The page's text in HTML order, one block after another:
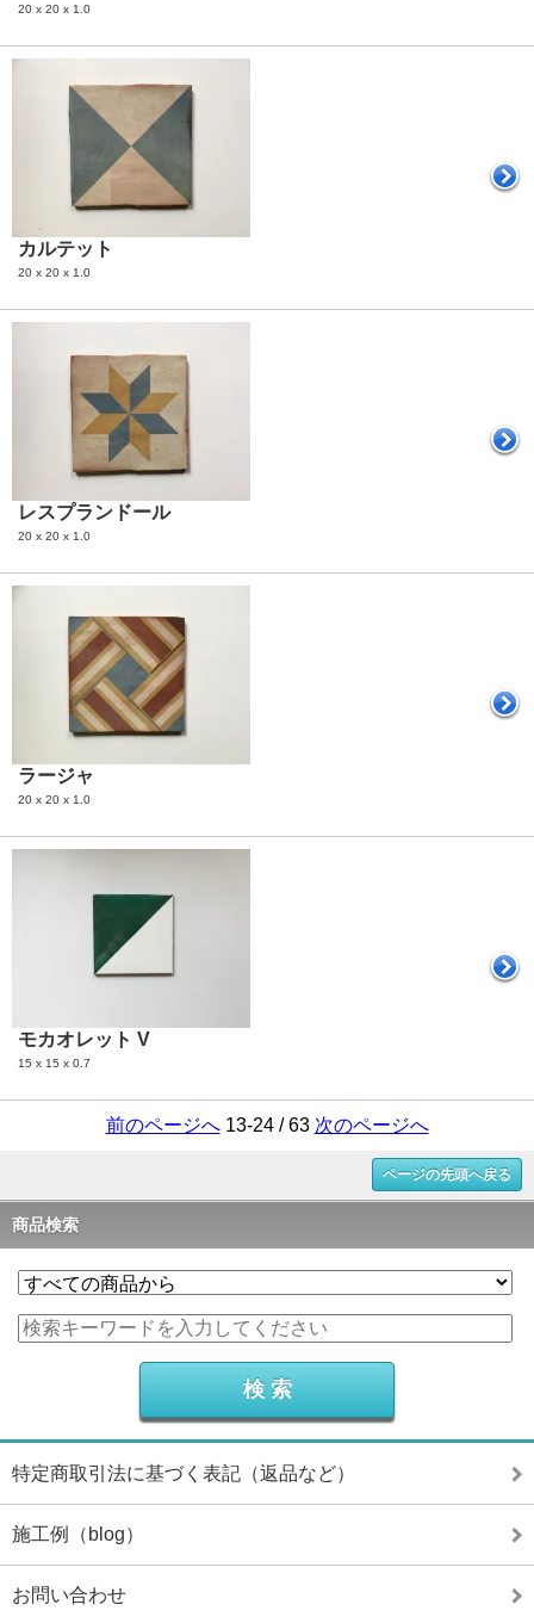
20 x 20 x 1.0
カルテット
20 x 20 x 1.0
レスプランドール
20 x 20 x 1.0
ラージャ
20 x 20 x 1.0
モカオレット V
15 x 15 x 0.7
前のページへ13-24 / 63 次のページへ
ページの先頭へ戻る
商品検索
特定商取引法に基づく表記（返品など）
施工例（blog）
お問い合わせ